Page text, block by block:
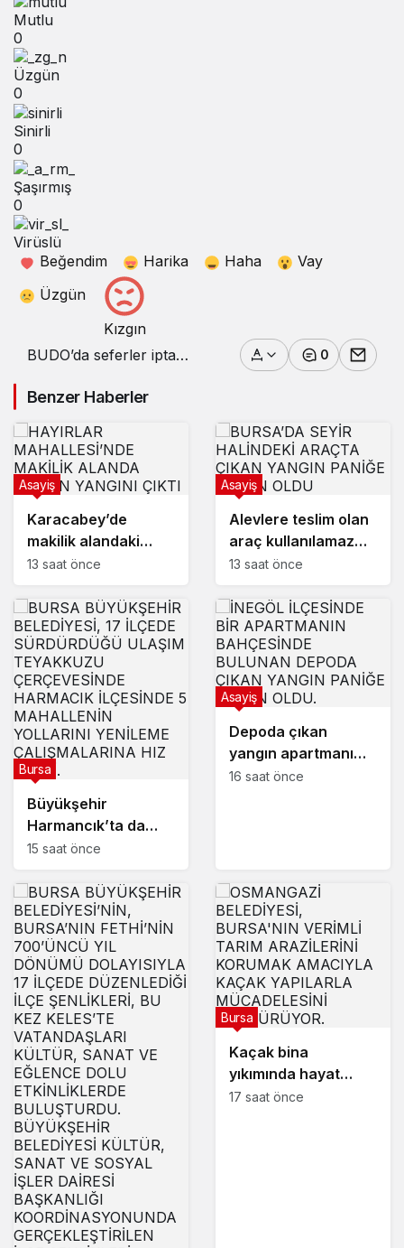
Mutlu
0
Üzgün
0
Sinirli
0
Şaşırmış
0
Virüslü
Beğendim
Harika Haha
Vay
Üzgün
Kızgın
BUDO’da seferler iptal
0
Benzer Haberler
Karacabey’de
makilik alandaki
yangın fabrikaya
söndürüldü
Asayiş
13 saat önce
Alevlere teslim olan
araç kullanılamaz
hale geldi
Asayiş
13 saat önce
Büyükşehir
Harmancık’ta da
yolları yeniliyor
Bursa
15 saat önce
Depoda çıkan
yangın apartmanı
yakıyordu
Asayiş
16 saat önce
Kaçak bina
yıkımında hayat
kurtaran müdahale
Bursa
17 saat önce